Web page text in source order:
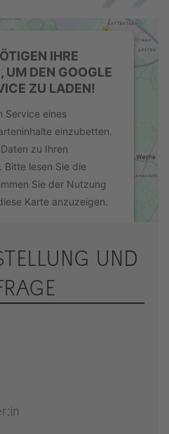
IHRE
UM DEN GOOGLE
ZU LADEN!
Service eines
einzubetten.
zu Ihren
Bitte lesen Sie die
Sie der Nutzung
Karte anzuzeigen.
Consent
UND